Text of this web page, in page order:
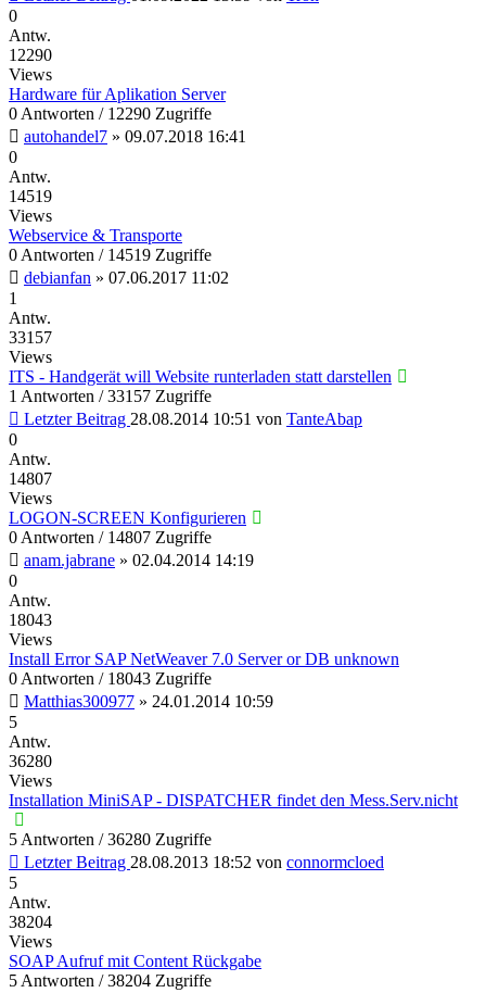
0
Antw.
12290
Views
Hardware für Aplikation Server
0 Antworten / 12290 Zugriffe
autohandel7 » 09.07.2018 16:41
0
Antw.
14519
Views
Webservice & Transporte
0 Antworten / 14519 Zugriffe
debianfan » 07.06.2017 11:02
1
Antw.
33157
Views
ITS - Handgerät will Website runterladen statt darstellen
1 Antworten / 33157 Zugriffe
Letzter Beitrag 28.08.2014 10:51 von TanteAbap
0
Antw.
14807
Views
LOGON-SCREEN Konfigurieren
0 Antworten / 14807 Zugriffe
anam.jabrane » 02.04.2014 14:19
0
Antw.
18043
Views
Install Error SAP NetWeaver 7.0 Server or DB unknown
0 Antworten / 18043 Zugriffe
Matthias300977 » 24.01.2014 10:59
5
Antw.
36280
Views
Installation MiniSAP - DISPATCHER findet den Mess.Serv.nicht
5 Antworten / 36280 Zugriffe
Letzter Beitrag 28.08.2013 18:52 von connormcloed
5
Antw.
38204
Views
SOAP Aufruf mit Content Rückgabe
5 Antworten / 38204 Zugriffe